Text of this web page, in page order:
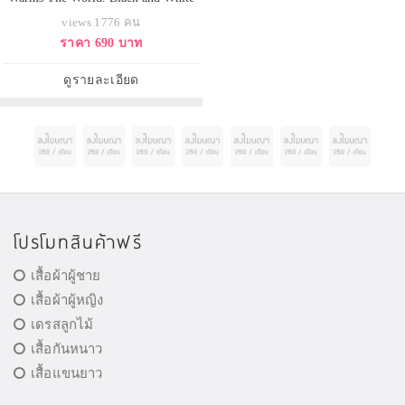
ชุดเมดโลลิต้า
views 1776 คน
ราคา 690 บาท
ดูรายละเอียด
โปรโมทสินค้าฟรี
เสื้อผ้าผู้ชาย
เสื้อผ้าผู้หญิง
เดรสลูกไม้
เสื้อกันหนาว
เสื้อแขนยาว